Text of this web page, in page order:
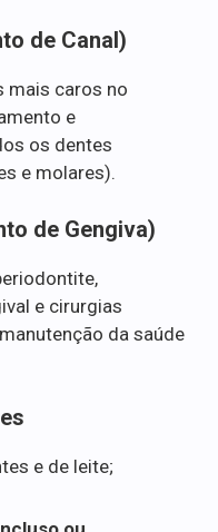
de Canal)
mais caros no
e
os dentes
e molares).
de Gengiva)
e cirurgias
da saúde
e de leite;